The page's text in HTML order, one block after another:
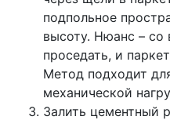
подпольное
высоту. Нюанс – со
проседать, и
Метод подходит
механической
Залить цементный